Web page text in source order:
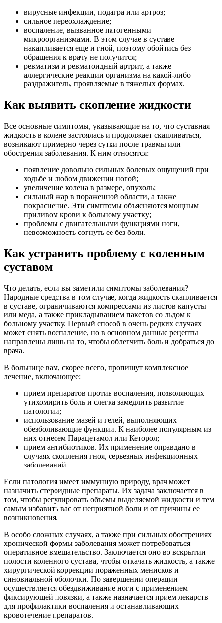
вирусные инфекции, подагра или артроз;
сильное переохлаждение;
воспаление, вызванное патогенными
микроорганизмами. В этом случае в суставе
накапливается еще и гной, поэтому обойтись без
обращения к врачу не получится;
ревматизм и ревматоидный артрит, а также
аллергические реакции организма на какой-либо
раздражитель, проявляемые в тяжелых формах.
Как выявить скопление жидкости
Все основные симптомы, указывающие на то, что суставная
жидкость в колене застоялась и продолжает скапливаться,
возникают примерно через сутки после травмы или
обострения заболевания. К ним относятся:
появление довольно сильных болевых ощущений при
ходьбе и любом движении ногой;
увеличение колена в размере, опухоль;
сильный жар в пораженной области, а также
покраснение. Эти симптомы объясняются мощным
приливом крови к больному участку;
проблемы с двигательными функциями ноги,
невозможность согнуть ее без боли.
Как устранить проблему с коленным
суставом
Что делать, если вы заметили симптомы заболевания?
Народные средства в том случае, когда жидкость скапливается
в суставе, ограничиваются компрессами из листов капусты
или меда, а также прикладыванием пакетов со льдом к
больному участку. Первый способ в очень редких случаях
может снять воспаление, но в основном данные рецепты
направлены лишь на то, чтобы облегчить боль и добраться до
врача.
В больнице вам, скорее всего, пропишут комплексное
лечение, включающее:
прием препаратов против воспаления, позволяющих
утихомирить боль и слегка замедлить развитие
патологии;
использование мазей и гелей, выполняющих
обезболивающие функции. К наиболее популярным из
них отнесем Парацетамол или Кеторол;
прием антибиотиков. Их применение оправдано в
случаях скопления гноя, серьезных инфекционных
заболеваний.
Если патология имеет иммунную природу, врач может
назначить стероидные препараты. Их задача заключается в
том, чтобы регулировать объемы выделяемой жидкости и тем
самым избавить вас от неприятной боли и от причины ее
возникновения.
В особо сложных случаях, а также при сильных обострениях
хронической формы заболевания может потребоваться
оперативное вмешательство. Заключается оно во вскрытии
полости коленного сустава, чтобы откачать жидкость, а также
хирургической коррекции пораженных менисков и
синовиальной оболочки. По завершении операции
осуществляется обездвиживание ноги с применением
фиксирующей повязки, а также назначается прием лекарств
для профилактики воспаления и останавливающих
кровотечение препаратов.